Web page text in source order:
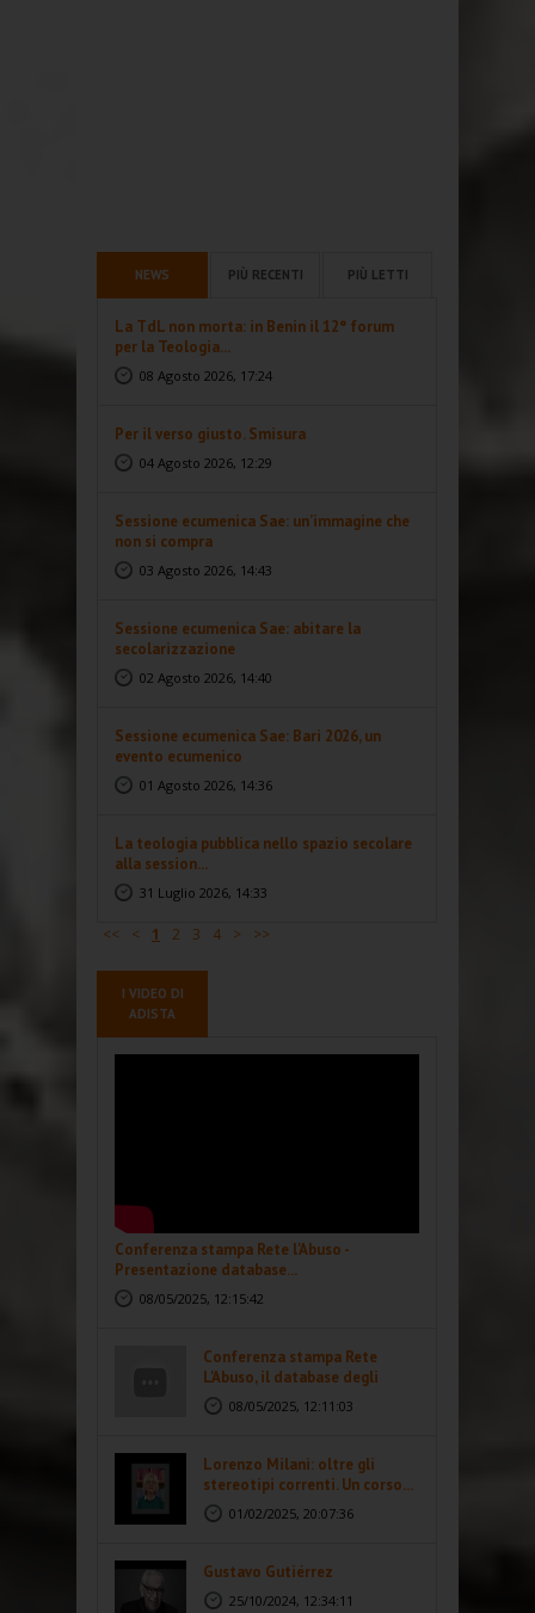
NEWS PIÙ RECENTI PIÙ LETTI
La TdL non morta: in Benin il 12° forum
per la Teologia...
08 Agosto 2026, 17:24
Per il verso giusto. Smisura
04 Agosto 2026, 12:29
Sessione ecumenica Sae: un’immagine che
non si compra
03 Agosto 2026, 14:43
Sessione ecumenica Sae: abitare la
secolarizzazione
02 Agosto 2026, 14:40
Sessione ecumenica Sae: Bari 2026, un
evento ecumenico
01 Agosto 2026, 14:36
La teologia pubblica nello spazio secolare
alla session...
31 Luglio 2026, 14:33
<< < 1 2 3 4 > >>
I VIDEO DI
ADISTA
Conferenza stampa Rete l'Abuso -
Presentazione database...
08/05/2025, 12:15:42
Conferenza stampa Rete
L'Abuso, il database degli
abusi...08/05/2025, 12:11:03
Lorenzo Milani: oltre gli
stereotipi correnti. Un corso...
01/02/2025, 20:07:36
Gustavo Gutiérrez
25/10/2024, 12:34:11